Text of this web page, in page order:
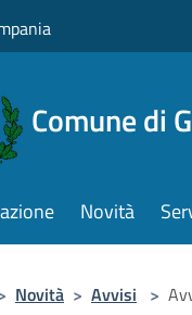
Comune di
Novità
Novità > Avvisi >